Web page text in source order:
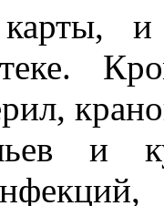
карты,
и